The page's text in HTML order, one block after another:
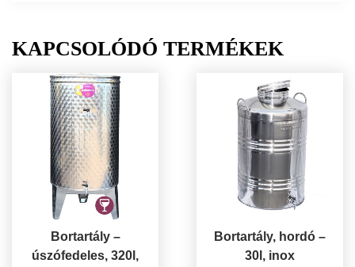
KAPCSOLÓDÓ TERMÉKEK
Bortartály –
úszófedeles, 320l,
Bortartály, hordó –
30l, inox